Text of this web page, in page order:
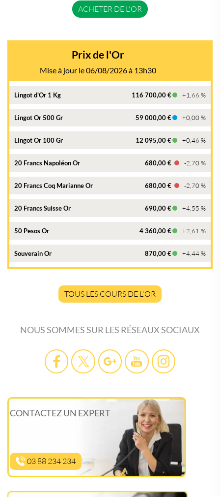
ACHETER DE L'OR
Prix de l'Or
Mise à jour le 06/08/2026 à 13h30
Lingot d'Or 1 Kg 116 700,00 € +1,66 %
Lingot Or 500 Gr 59 000,00 € +0,00 %
Lingot Or 100 Gr 12 095,00 € +0,46 %
20 Francs Napoléon Or 680,00 € -2,70 %
20 Francs Coq Marianne Or 680,00 € -2,70 %
20 Francs Suisse Or 690,00 € +4,55 %
50 Pesos Or 4 360,00 € +2,61 %
Souverain Or 870,00 € +4,44 %
TOUS LES COURS DE L'OR
NOUS SOMMES SUR LES RÉSEAUX SOCIAUX
CONTACTEZ UN EXPERT
03 88 234 234